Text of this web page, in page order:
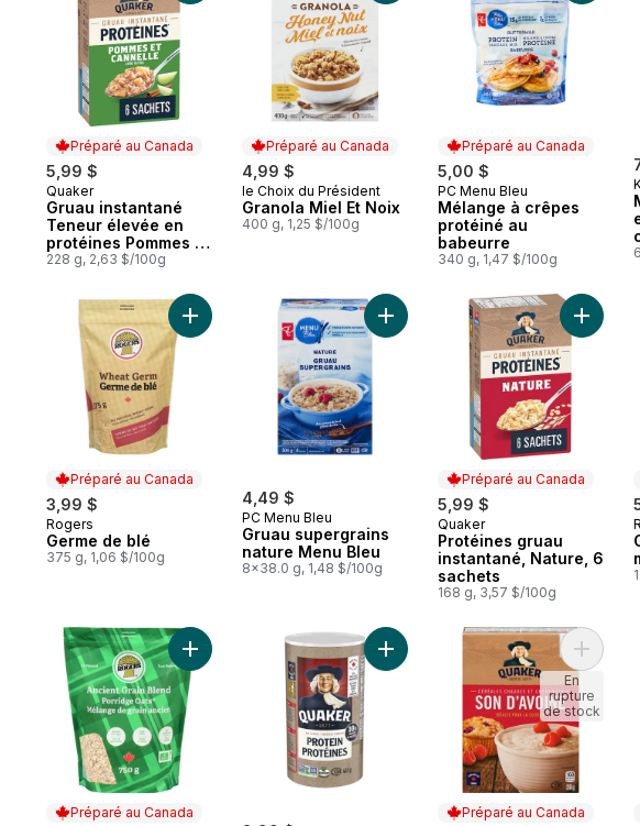
Préparé au Canada
5,99 $
Préparé au Canada
Quaker
Gruau instantané
Teneur élevée en
protéines Pommes et
cannelle
228 g, 2,63 $/100g
Préparé au Canada
4,99 $
Préparé au Canada
le Choix du Président
Granola Miel Et Noix
400 g, 1,25 $/100g
Préparé au Canada
5,00 $
Préparé au Canada
PC Menu Bleu
Mélange à crêpes
protéiné au
babeurre
340 g, 1,47 $/100g
Préparé au Canada
3,99 $
Préparé au Canada
Rogers
Germe de blé
375 g, 1,06 $/100g
Ajouter Germe de blé au panier
4,49 $
PC Menu Bleu
Gruau supergrains
nature Menu Bleu
8x38.0 g, 1,48 $/100g
Ajouter Gruau supergrains nature
Préparé au Canada
5,99 $
Préparé au Canada
Quaker
Protéines gruau
instantané, Nature, 6
sachets
168 g, 3,57 $/100g
Ajouter
Préparé au Canada
Ajouter Gros flocons avoine grains anciens au panier
Ajouter Flocons d'avoine
Préparé au Canada
Ajouter
En
rupture
de stock